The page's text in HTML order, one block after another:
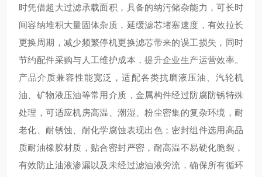
时凭借超大过滤承载面积，具备的纳污储杂能力，可长时
间容纳堆积大量固体杂质，延缓滤芯堵塞速度，有效拉长
更换周期，减少频繁停机更换滤芯带来的误工损失，同时
节约配件采购与人工维护成本，提升企业生产运营效率。
产品介质兼容性能宽泛，适配各类抗磨液压油、汽轮机
油、矿物液压油等常用介质，金属构件经过防腐防锈特殊
处理，可适应机房高温、潮湿、粉尘密集的复杂环境，耐
老化、耐锈蚀、耐化学腐蚀表现出色；密封组件选用高品
质耐油橡胶材质，贴合密封严密，耐高温不易硬化脆裂，
有效防止油液渗漏以及未经过滤油液旁流，确保所有循环